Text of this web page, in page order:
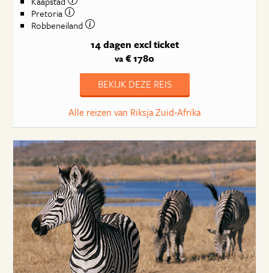
Pretoria
Robbeneiland
14 dagen excl ticket
va € 1780
BEKIJK DEZE REIS
Alle reizen van Riksja Zuid-Afrika